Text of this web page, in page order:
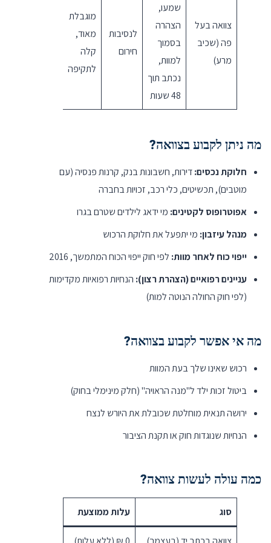
צוואה בעל
פה (שכיב
מרע)
שמעו,
הצהרה
בסמוך
למוות,
נכתב תוך
48 שעות
לנסיבות
חירום
מוגבלת
מאוד,
קלה
לתקיפה
מה ניתן לקבוע בצוואה?
חלוקת נכסים:דירות, חשבונות בנק, קרנות פנסיה (עם
מוטבים), תכשיטים, כלי רכב, זכויות בחברה
אפוטרופוס לקטינים: מי ידאג לילדים שטרם בגרו
מנהל עיזבון: מי יתפעל את חלוקת הרכוש
ייפוי כוח לאחר מוות: לפי חוק ייפוי הכוח המתמשך, 2016
עניינים רפואיים (הצהרת רצון): הנחיות רפואיות מקדימות
(לפי חוק החולה הנוטה למות)
מה אי אפשר לקבוע בצוואה?
רכוש שאינו שלך בעת המוות
ביטול זכות ילד ל"מנה הראויה" (חלק מינימלי בחוק)
ירושה תנאית מוחלטת שכובלת את היורש לנצח
הנחיות שנוגדות חוק או תקנת הציבור
כמה עולה לעשות צוואה?
סוג עלות ממוצעת